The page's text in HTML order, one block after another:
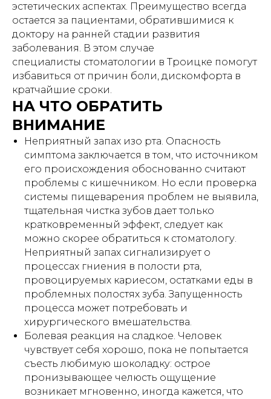
эстетических аспектах. Преимущество всегда
остается за пациентами, обратившимися к
доктору на ранней стадии развития
заболевания. В этом случае
специалисты стоматологии в Троицке помогут
избавиться от причин боли, дискомфорта в
кратчайшие сроки.
НА ЧТО ОБРАТИТЬ
ВНИМАНИЕ
Неприятный запах изо рта. Опасность
симптома заключается в том, что источником
его происхождения обоснованно считают
проблемы с кишечником. Но если проверка
системы пищеварения проблем не выявила,
тщательная чистка зубов дает только
кратковременный эффект, следует как
можно скорее обратиться к стоматологу.
Неприятный запах сигнализирует о
процессах гниения в полости рта,
провоцируемых кариесом, остатками еды в
проблемных полостях зуба. Запущенность
процесса может потребовать и
хирургического вмешательства.
Болевая реакция на сладкое. Человек
чувствует себя хорошо, пока не попытается
съесть любимую шоколадку: острое
пронизывающее челюсть ощущение
возникает мгновенно, иногда кажется, что